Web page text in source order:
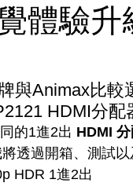
體驗
與Animax比
HDMI分配
的1進2出 HDMI
透過開箱、測試
HDR 1進2出